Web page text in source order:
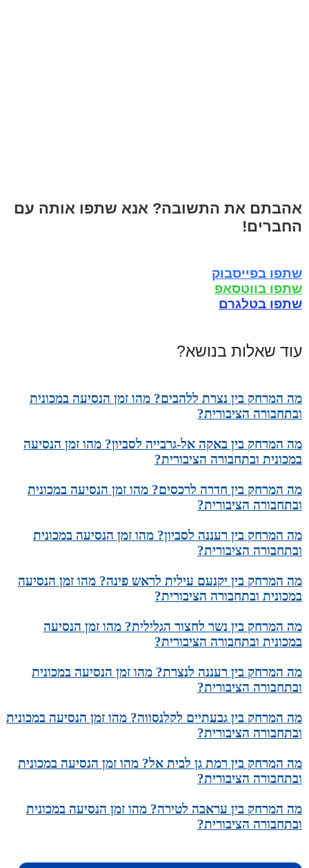
אהבתם את התשובה? אנא שתפו אותה עם
החברים!
שתפו בפייסבוק
שתפו בווטסאפ
שתפו בטלגרם
עוד שאלות בנושא?
מה המרחק בין נצרת ללהבים? מהו זמן הנסיעה במכונית
ובתחבורה הציבורית?
מה המרחק בין באקה אל-גרבייה לסביון? מהו זמן הנסיעה
במכונית ובתחבורה הציבורית?
מה המרחק בין חדרה לרכסים? מהו זמן הנסיעה במכונית
ובתחבורה הציבורית?
מה המרחק בין רעננה לסביון? מהו זמן הנסיעה במכונית
ובתחבורה הציבורית?
מה המרחק בין יקנעם עילית לראש פינה? מהו זמן הנסיעה
במכונית ובתחבורה הציבורית?
מה המרחק בין נשר לחצור הגלילית? מהו זמן הנסיעה
במכונית ובתחבורה הציבורית?
מה המרחק בין רעננה לנצרת? מהו זמן הנסיעה במכונית
ובתחבורה הציבורית?
מה המרחק בין גבעתיים לקלנסווה? מהו זמן הנסיעה במכונית
ובתחבורה הציבורית?
מה המרחק בין רמת גן לבית אל? מהו זמן הנסיעה במכונית
ובתחבורה הציבורית?
מה המרחק בין עראבה לטירה? מהו זמן הנסיעה במכונית
ובתחבורה הציבורית?